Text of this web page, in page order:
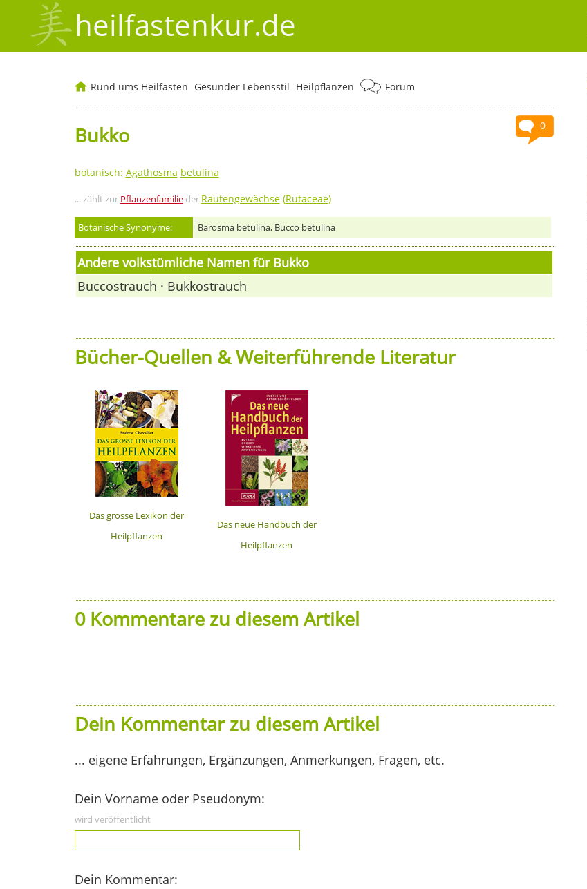
heilfastenkur.de
Rund ums Heilfasten Gesunder Lebensstil Heilpflanzen Forum
0
Bukko
botanisch: Agathosma betulina
... zählt zur Pflanzenfamilieder Rautengewächse(Rutaceae)
Botanische Synonyme: Barosma betulina, Bucco betulina
Andere volkstümliche Namen für Bukko
Buccostrauch · Bukkostrauch
Bücher-Quellen & Weiterführende Literatur
Das grosse Lexikon der
Heilpflanzen
Das neue Handbuch der
Heilpflanzen
0 Kommentare zu diesem Artikel
Dein Kommentar zu diesem Artikel
... eigene Erfahrungen, Ergänzungen, Anmerkungen, Fragen, etc.
Dein Vorname oder Pseudonym:
wird veröffentlicht
Dein Kommentar: